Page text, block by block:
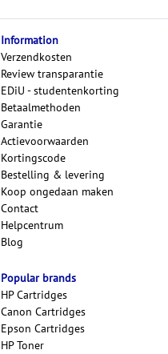
Information
Verzendkosten
Review transparantie
EDiU - studentenkorting
Betaalmethoden
Garantie
Actievoorwaarden
Kortingscode
Bestelling & levering
Koop ongedaan maken
Contact
Helpcentrum
Blog
Popular brands
HP Cartridges
Canon Cartridges
Epson Cartridges
HP Toner